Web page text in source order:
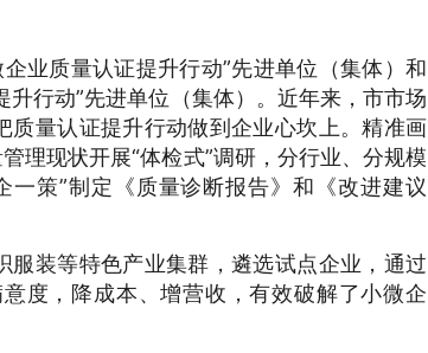
业质量认证提升行动”先进单位（集体）和
行动”先进单位（集体）。近年来，市市场
质量认证提升行动做到企业心坎上。精准画
理现状开展“体检式”调研，分行业、分规模
策”制定《质量诊断报告》和《改进建议
装等特色产业集群，遴选试点企业，通过
度，降成本、增营收，有效破解了小微企